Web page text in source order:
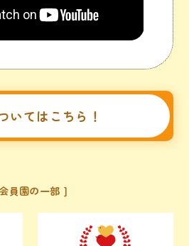
いてはこちら！
員園の一部